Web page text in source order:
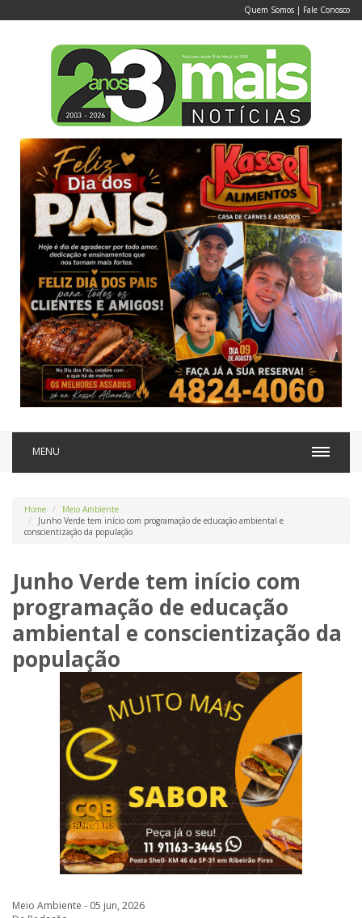
Quem Somos | Fale Conosco
MENU
Home
Meio Ambiente
Junho Verde tem início com programação de educação ambiental e
conscientização da população
Junho Verde tem início com
programação de educação
ambiental e conscientização da
população
Meio Ambiente - 05 jun, 2026